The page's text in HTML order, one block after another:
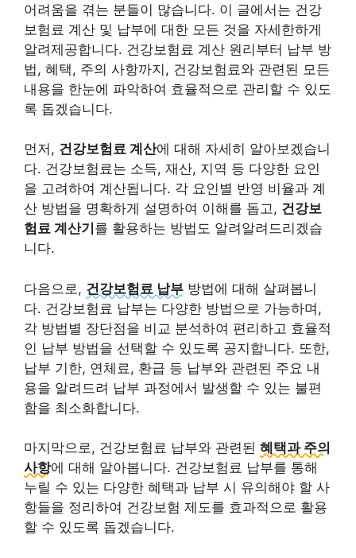
어려움을 겪는 분들이 많습니다. 이 글에서는 건강
보험료 계산 및 납부에 대한 모든 것을 자세한하게
알려제공합니다. 건강보험료 계산 원리부터 납부 방
법, 혜택, 주의 사항까지, 건강보험료와 관련된 모든
내용을 한눈에 파악하여 효율적으로 관리할 수 있도
록 돕겠습니다.
먼저, 건강보험료 계산에 대해 자세히 알아보겠습니
다. 건강보험료는 소득, 재산, 지역 등 다양한 요인
을 고려하여 계산됩니다. 각 요인별 반영 비율과 계
산 방법을 명확하게 설명하여 이해를 돕고, 건강보
험료 계산기 를 활용하는 방법도 알려알려드리겠습
니다.
다음으로, 건강보험료 납부 방법에 대해 살펴봅니
다. 건강보험료 납부는 다양한 방법으로 가능하며,
각 방법별 장단점을 비교 분석하여 편리하고 효율적
인 납부 방법을 선택할 수 있도록 공지합니다. 또한,
납부 기한, 연체료, 환급 등 납부와 관련된 주요 내
용을 알려드려 납부 과정에서 발생할 수 있는 불편
함을 최소화합니다.
마지막으로, 건강보험료 납부와 관련된 혜택과 주의
사항에 대해 알아봅니다. 건강보험료 납부를 통해
누릴 수 있는 다양한 혜택과 납부 시 유의해야 할 사
항들을 정리하여 건강보험 제도를 효과적으로 활용
할 수 있도록 돕겠습니다.